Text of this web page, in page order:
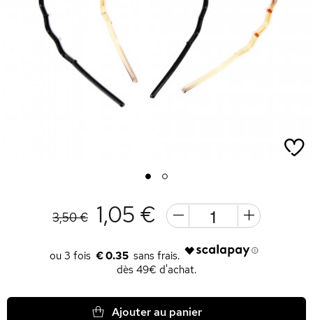
1 2
3,50 € 1,05 €
€ 0.35
dès 49€ d'achat.
Ajouter au panier